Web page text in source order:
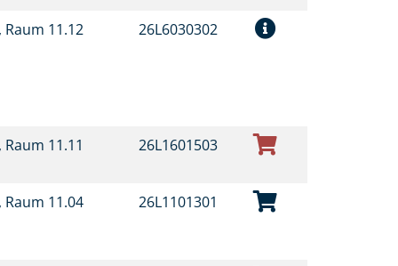
11.12 26L6030302
11.11 26L1601503
11.04 26L1101301